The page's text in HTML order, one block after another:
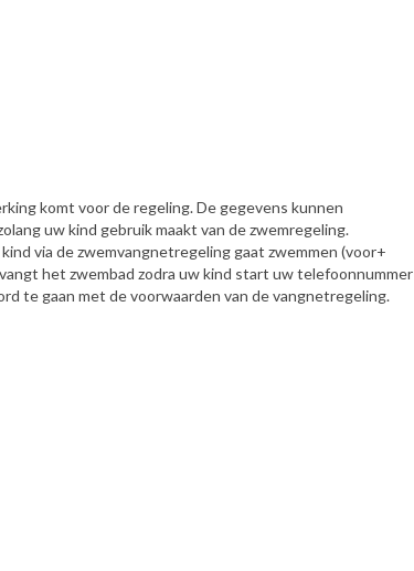
komt voor de regeling. De gegevens kunnen
uw kind gebruik maakt van de zwemregeling.
via de zwemvangnetregeling gaat zwemmen (voor+
het zwembad zodra uw kind start uw telefoonnummer
te gaan met de voorwaarden van de vangnetregeling.